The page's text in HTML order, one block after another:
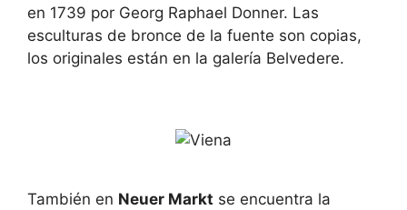
en 1739 por Georg Raphael Donner. Las
esculturas de bronce de la fuente son copias,
los originales están en la galería Belvedere.
También en Neuer Markt se encuentra la